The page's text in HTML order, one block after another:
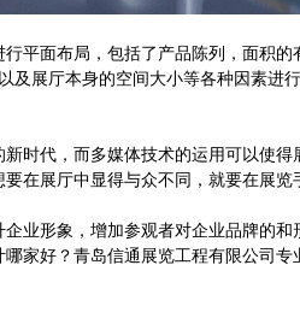
平面布局，包括了产品陈列，面积
展厅本身的空间大小等各种因素
时代，而多媒体技术的运用可以使
在展厅中显得与众不同，就要在展
业形象，增加参观者对企业品牌的
家好？青岛信通展览工程有限公司